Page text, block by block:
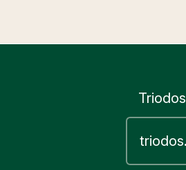
Triodos